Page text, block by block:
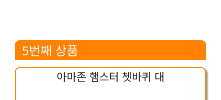
5번째 상품
아마존 햄스터 쳇바퀴 대